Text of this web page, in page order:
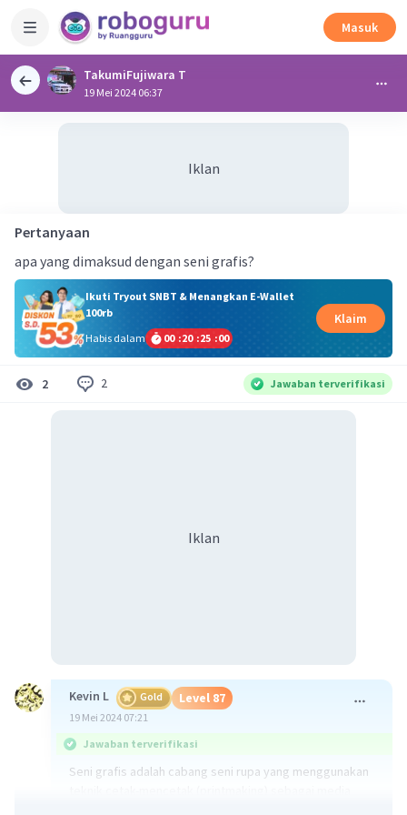
Masuk
TakumiFujiwara T
19 Mei 2024 06:37
Iklan
Pertanyaan
apa yang dimaksud dengan seni grafis?
Ikuti Tryout SNBT & Menangkan E-Wallet
100rb
Habis dalam
00 :20 :25 :00
Klaim
2 2 Jawaban terverifikasi
Iklan
Kevin L Gold Level 87
19 Mei 2024 07:21
Jawaban terverifikasi
Seni grafis adalah cabang seni rupa yang menggunakan